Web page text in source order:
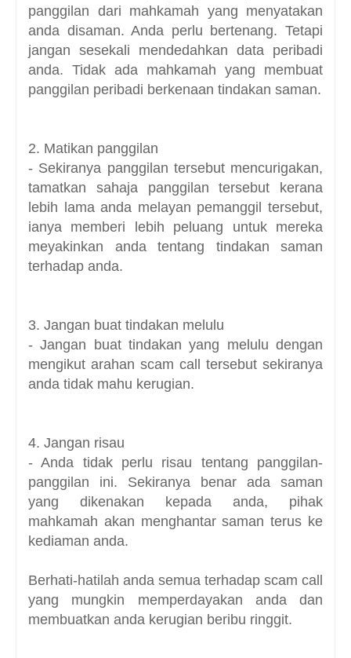
panggilan dari mahkamah yang menyatakan
anda disaman. Anda perlu bertenang. Tetapi
jangan sesekali mendedahkan data peribadi
anda. Tidak ada mahkamah yang membuat
panggilan peribadi berkenaan tindakan saman.
2. Matikan panggilan
- Sekiranya panggilan tersebut mencurigakan,
tamatkan sahaja panggilan tersebut kerana
lebih lama anda melayan pemanggil tersebut,
ianya memberi lebih peluang untuk mereka
meyakinkan anda tentang tindakan saman
terhadap anda.
3. Jangan buat tindakan melulu
- Jangan buat tindakan yang melulu dengan
mengikut arahan scam call tersebut sekiranya
anda tidak mahu kerugian.
4. Jangan risau
- Anda tidak perlu risau tentang panggilan-
panggilan ini. Sekiranya benar ada saman
yang dikenakan kepada anda, pihak
mahkamah akan menghantar saman terus ke
kediaman anda.
Berhati-hatilah anda semua terhadap scam call
yang mungkin memperdayakan anda dan
membuatkan anda kerugian beribu ringgit.